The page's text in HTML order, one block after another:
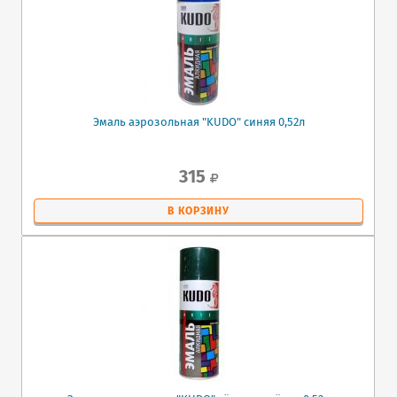
Эмаль аэрозольная "KUDO" синяя 0,52л
315
В КОРЗИНУ